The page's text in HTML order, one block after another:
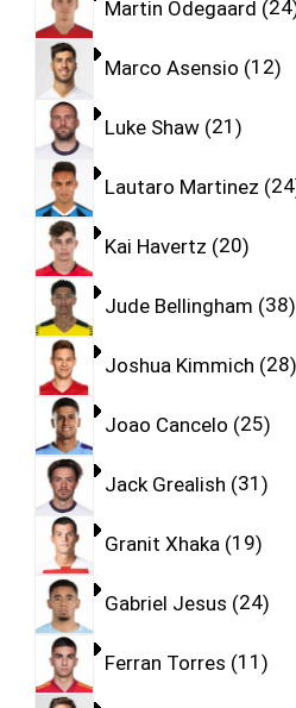
Martin Odegaard 24
Marco Asensio 12
Luke Shaw 21
Lautaro Martinez 24
Kai Havertz 20
Jude Bellingham 38
Joshua Kimmich 28
Joao Cancelo 25
Jack Grealish 31
Granit Xhaka 19
Gabriel Jesus 24
Ferran Torres 11